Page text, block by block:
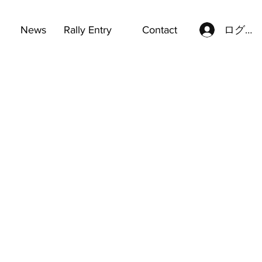
News Rally Entry Contact ログイ